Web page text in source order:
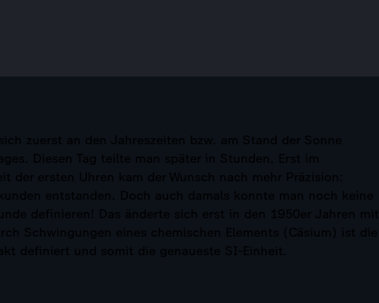
zuerst an den Jahreszeiten bzw. am Stand der Sonne
Diesen Tag teilte man später in Stunden. Erst im
der ersten Uhren kam der Wunsch nach mehr Präzision:
entstanden. Doch auch damals konnte man noch keine
definieren! Das änderte sich erst in den 1950er Jahren mit
Schwingungen eines chemischen Elements (Cäsium) ist die
definiert und somit die genaueste SI-Einheit.